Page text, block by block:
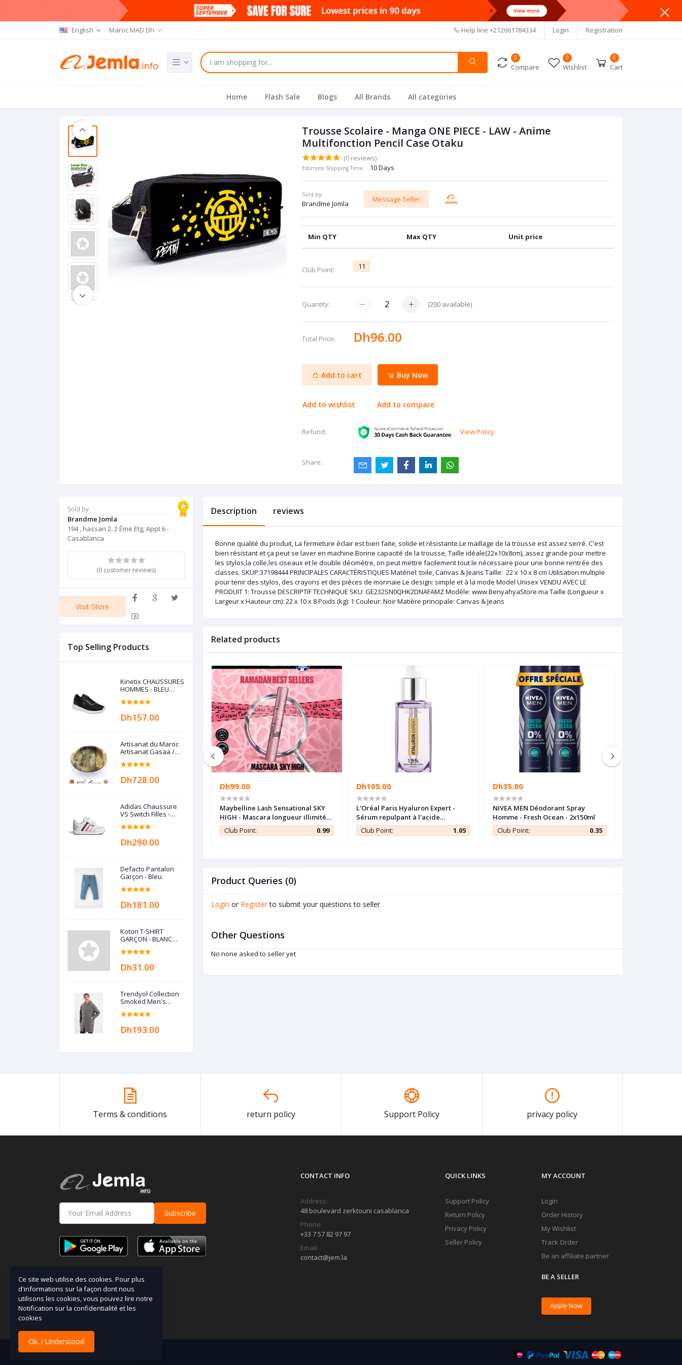
English Maroc MAD Dh Help line +212661784334 Login Registration
0
Compare
0
Wishlist
0
Cart
Home Flash Sale Blogs All Brands All categories
Trousse Scolaire - Manga ONE PIECE - LAW - Anime
Multifonction Pencil Case Otaku
(0 reviews)
Estimate Shipping Time: 10 Days
Sold by:
Brandme Jomla
Message Seller
Min QTY Max QTY Unit price
Club Point: 11
Quantity: (200 available)
Total Price: Dh96.00
Add to cart Buy Now
Add to wishlist Add to compare
Refund: View Policy
Share:
Sold by
Brandme Jomla
194 , hassan 2, 2 Éme Etg, Appt 6 -
Casablanca
(0 customer reviews)
Visit Store
Top Selling Products
Kinetix CHAUSSURES
HOMMES - BLEU
MARINE
Dh157.00
Artisanat du Maroc
Artisanat Gasaa /
Gas3a / Guesâa /
Plat à couscous en
Dh728.00
Adidas Chaussure
VS Switch Filles -
Crystal Blanc
Dh290.00
Defacto Pantalon
Garçon - Bleu
Dh181.00
Koton T-SHIRT
GARÇON - BLANC
ECRU
Dh31.00
Trendyol Collection
Smoked Men's
Hooded Zippered
Oversize Coat
Dh193.00
Description reviews
Bonne qualité du produit, La fermeture éclair est bien faite, solide et résistante.Le maillage de la trousse est assez serré. C'est
bien résistant et ça peut se laver en machine.Bonne capacité de la trousse, Taille idéale(22x10x8cm), assez grande pour mettre
les stylos,la colle,les ciseaux et le double décimètre, on peut mettre facilement tout le nécessaire pour une bonne rentrée des
classes. SKUP:37198444 PRINCIPALES CARACTÉRISTIQUES Matériel: toile, Canvas & Jeans Taille: 22 x 10 x 8 cm Utilisation multiple
pour tenir des stylos, des crayons et des pièces de monnaie Le design: simple et à la mode Model Unisex VENDU AVEC LE
PRODUIT 1: Trousse DESCRIPTIF TECHNIQUE SKU: GE232SN0QHK2DNAFAMZ Modèle: www.BenyahyaStore.ma Taille (Longueur x
Largeur x Hauteur cm): 22 x 10 x 8 Poids (kg): 1 Couleur: Noir Matière principale: Canvas & Jeans
Related products
Dh45.00
Maybelline New York Rouge à
lèvres Mat Liquide - Longue tenue
Superstay Matte Ink PINKS - 165
SUCCESSFUL - 5 ml
Club Point:
Dh99.00
Maybelline Lash Sensational SKY
HIGH - Mascara longueur illimité
et volume intense
Club Point: 0.99
Dh105.00
L'Oréal Paris Hyaluron Expert -
Sérum repulpant à l'acide
hyaluronique - 30ml
Club Point: 1.05
Dh35.00
NIVEA MEN Déodorant Spray
Homme - Fresh Ocean - 2x150ml
Club Point:
0.35
Product Queries (0)
Login or Register to submit your questions to seller
Other Questions
No none asked to seller yet
Terms & conditions return policy Support Policy privacy policy
Subscribe
CONTACT INFO
Address:
48 boulevard zerktouni casablanca
Phone:
+33 7 57 82 97 97
Email:
contact@jem.la
QUICK LINKS
Support Policy
Return Policy
Privacy Policy
Seller Policy
MY ACCOUNT
Login
Order History
My Wishlist
Track Order
Be an affiliate partner
BE A SELLER
Apply Now
Ce site web utilise des cookies. Pour plus
d'informations sur la façon dont nous
utilisons les cookies, vous pouvez lire notre
Notification sur la confidentialité et les
cookies
Ok. I Understood